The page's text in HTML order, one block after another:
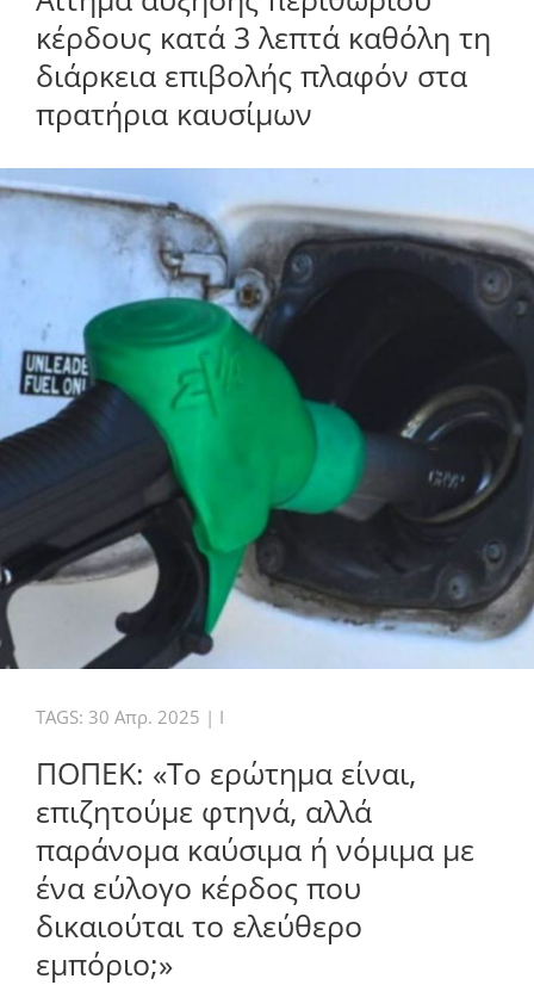
κέρδους κατά 3 λεπτά καθόλη τη
διάρκεια επιβολής πλαφόν στα
πρατήρια καυσίμων
TAGS: 30 Απρ. 2025 | I
ΠΟΠΕΚ: «Το ερώτημα είναι,
επιζητούμε φτηνά, αλλά
παράνομα καύσιμα ή νόμιμα με
ένα εύλογο κέρδος που
δικαιούται το ελεύθερο
εμπόριο;»